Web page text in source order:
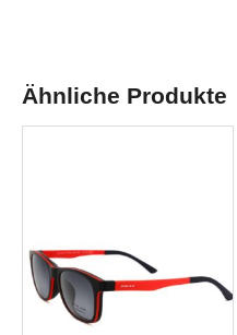
Ähnliche Produkte